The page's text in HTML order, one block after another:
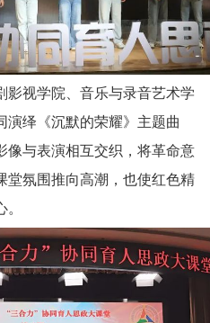
影视学院、音乐与录音艺术学
演绎《沉默的荣耀》主题曲
像与表演相互交织，将革命意
堂氛围推向高潮，也使红色精